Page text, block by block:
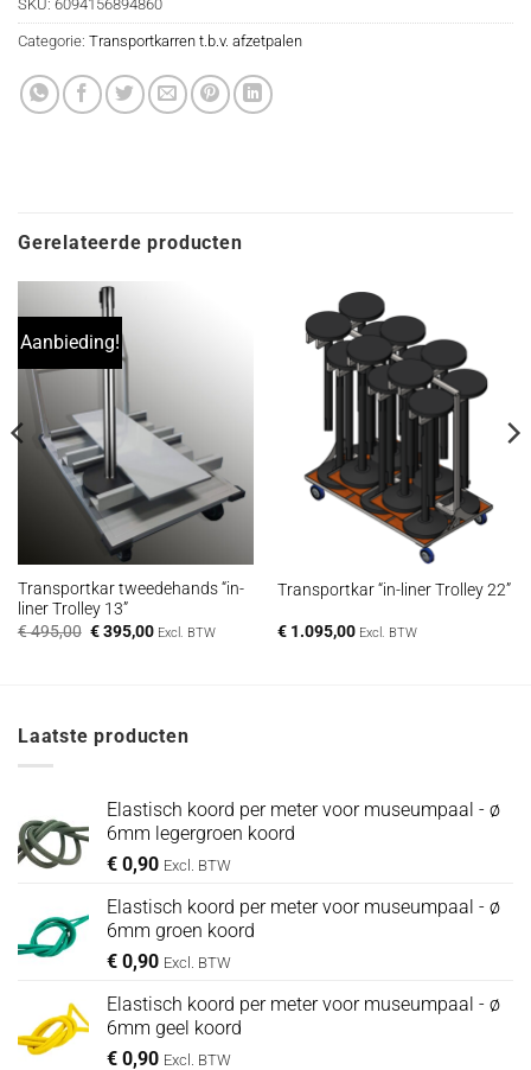
SKU: 6094156894860
Categorie: Transportkarren t.b.v. afzetpalen
Gerelateerde producten
Aanbieding!
Transportkar tweedehands “in-
liner Trolley 13”
€495,00 Oorspronkelijke
€395,00Huidige
Excl. BTW
Transportkar “in-liner Trolley 22”
€1.095,00 Excl. BTW
Laatste producten
Elastisch koord per meter voor museumpaal - ø
6mm legergroen koord
€ 0,90 Excl. BTW
Elastisch koord per meter voor museumpaal - ø
6mm groen koord
€ 0,90 Excl. BTW
Elastisch koord per meter voor museumpaal - ø
6mm geel koord
€ 0,90 Excl. BTW